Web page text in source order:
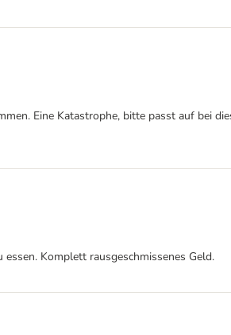
Eine Katastrophe, bitte passt auf bei
Komplett rausgeschmissenes Geld.